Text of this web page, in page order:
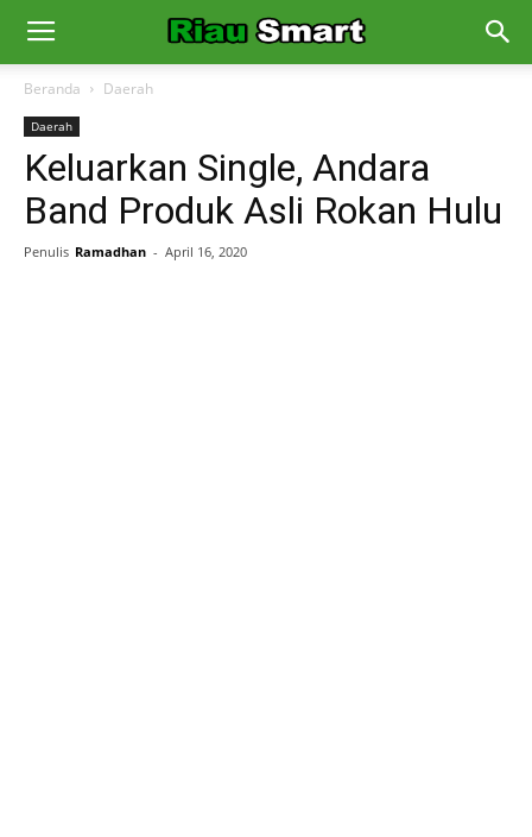
Beranda Daerah
Daerah
Keluarkan Single, Andara
Band Produk Asli Rokan Hulu
Penulis Ramadhan - April 16, 2020